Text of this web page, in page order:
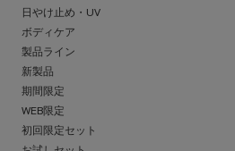
日やけ止め・UV
ボディケア
製品ライン
新製品
期間限定
WEB限定
初回限定セット